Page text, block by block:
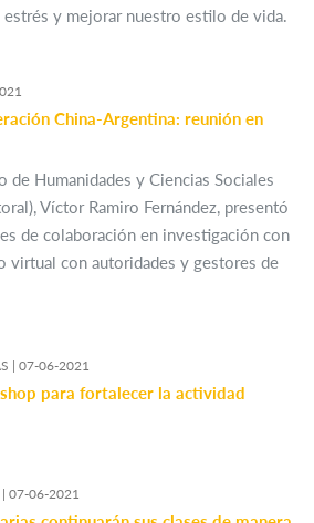
estrés y mejorar nuestro estilo de vida.
China-Argentina: reunión en
Humanidades y Ciencias Sociales
Víctor Ramiro Fernández, presentó
de colaboración en investigación con
virtual con autoridades y gestores de
| 07-06-2021
para fortalecer la actividad
07-06-2021